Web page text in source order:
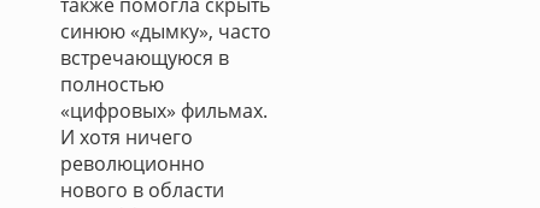
синюю «дымку», часто
встречающуюся в
полностью
«цифровых» фильмах.
И хотя ничего
революционно
нового в области